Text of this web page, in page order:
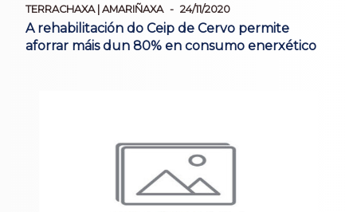
TERRACHAXA | AMARIÑAXA 24/11/2020
A rehabilitación do Ceip de Cervo permite
aforrar máis dun 80% en consumo enerxético